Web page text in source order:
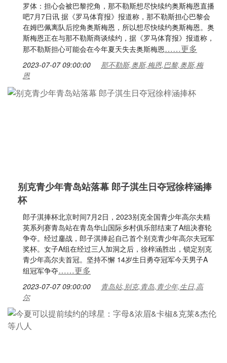
罗体：担心会被巴黎挖角，那不勒斯想尽快续约奥斯梅恩直播
吧7月7日讯 据《罗马体育报》报道称，那不勒斯担心巴黎会
在姆巴佩离队后挖角奥斯梅恩，所以想尽快续约奥斯梅恩。奥
斯梅恩正在与那不勒斯商谈续约，据《罗马体育报》报道称，
那不勒斯担心可能会在今年夏天失去奥斯梅恩……更多
2023-07-07 09:00:00
那不勒斯,奥斯,梅恩,巴黎,奥斯,梅
恩
别克青少年青岛站落幕 郎子淇生日夺冠徐梓涵捧
杯
郎子淇捧杯北京时间7月2日，2023别克全国青少年高尔夫精
英系列赛青岛站在青岛华山国际乡村俱乐部结束了A组决赛轮
争夺。经过鏖战，郎子淇捧起自己首个别克青少年高尔夫冠军
奖杯。女子A组在经过三人加洞之后，徐梓涵胜出，锁定别克
青少年高尔夫首冠。坚持不懈 14岁生日勇夺冠军今天男子A
组冠军争夺……更多
2023-07-07 09:00:00
青岛站,别克,青岛,青少年,生日,高
尔